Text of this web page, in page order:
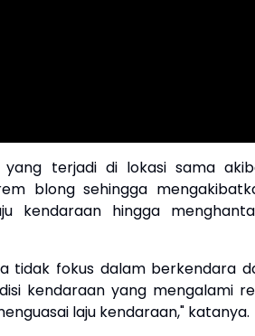
terjadi di lokasi sama
blong sehingga
kendaraan hingga
tidak fokus dalam berkendara
kendaraan yang mengalami
laju kendaraan," katanya.